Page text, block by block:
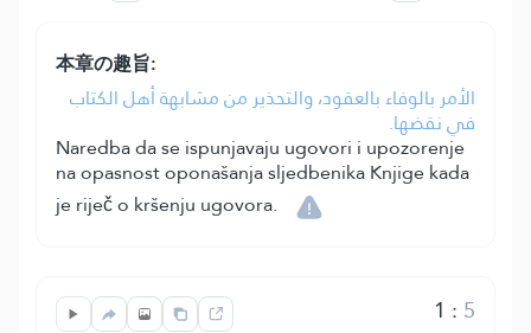
本章の趣旨:
الأمر بالوفاء بالعقود، والتحذير من مشابهة أهل الكتاب
في نقضها.
Naredba da se ispunjavaju ugovori i upozorenje
na opasnost oponašanja sljedbenika Knjige kada
je riječ o kršenju ugovora.
1 : 5